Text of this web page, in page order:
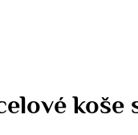
koše